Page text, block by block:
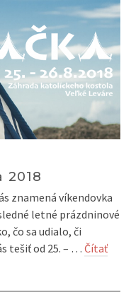
2018
znamená víkendovka
letné prázdninové
čo sa udialo, či
tešiť od 25. – … Čítať